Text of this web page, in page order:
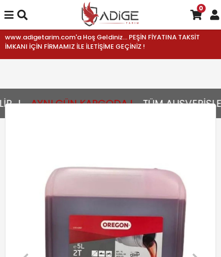
www.adigetarim.com'a Hoş Geldiniz... PEŞİN FİYATINA TAKSİT
İMKANI İÇİN FİRMAMIZ İLE İLETİŞİME GEÇİNİZ !
AYNI GÜN KARGODA ! TÜM
0